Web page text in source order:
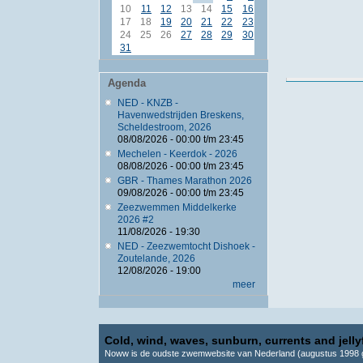
10
11 12 13 14 15
16
17
18 19 20 21 22
23
24
25 26 27 28 29
30
31
Agenda
NED - KNZB -
Havenwedstrijden Breskens,
Scheldestroom, 2026
08/08/2026 - 00:00t/m 23:45
Mechelen - Keerdok - 2026
08/08/2026 - 00:00t/m 23:45
GBR - Thames Marathon 2026
09/08/2026 - 00:00t/m 23:45
Zeezwemmen Middelkerke
2026 #2
11/08/2026 - 19:30
NED - Zeezwemtocht Dishoek -
Zoutelande, 2026
12/08/2026 - 19:00
meer
Cold, wind, waves, sunburn, currents and
Noww is de oudste zwemwebsite van Nederland (augustus 1998